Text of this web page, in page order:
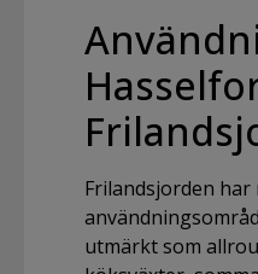
Frilandsjorden har
utmärkt som